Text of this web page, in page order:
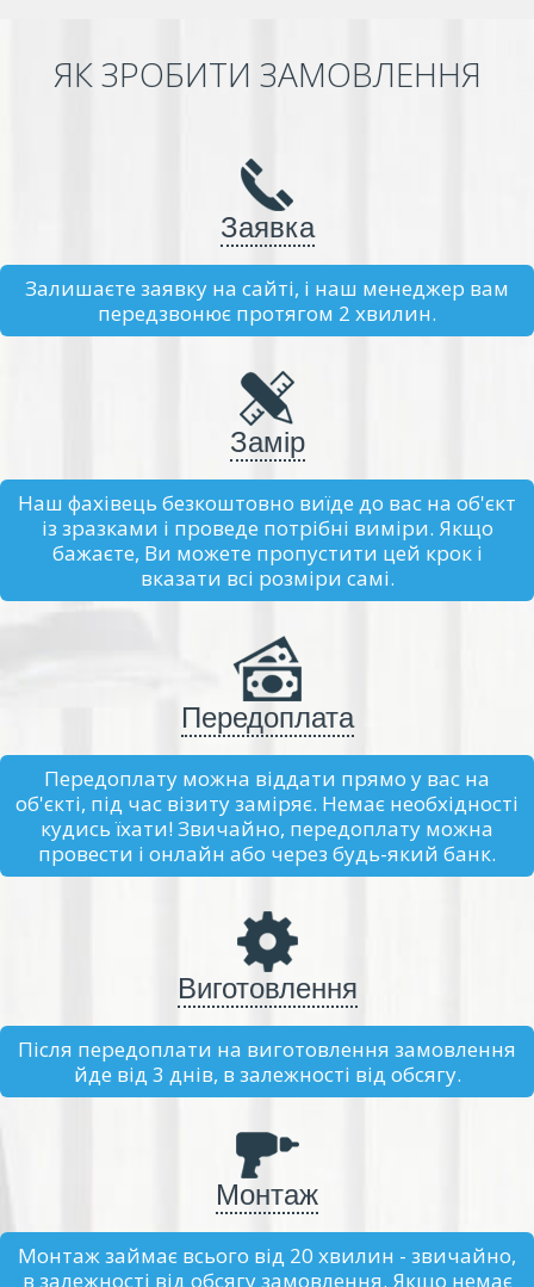
ЯК ЗРОБИТИ ЗАМОВЛЕННЯ
Заявка
Залишаєте заявку на сайті, і наш менеджер вам
передзвонює протягом 2 хвилин.
Замір
Наш фахівець безкоштовно виїде до вас на об'єкт
із зразками і проведе потрібні виміри. Якщо
бажаєте, Ви можете пропустити цей крок і
вказати всі розміри самі.
Передоплата
Передоплату можна віддати прямо у вас на
об'єкті, під час візиту заміряє. Немає необхідності
кудись їхати! Звичайно, передоплату можна
провести і онлайн або через будь-який банк.
Виготовлення
Після передоплати на виготовлення замовлення
йде від 3 днів, в залежності від обсягу.
Монтаж
Монтаж займає всього від 20 хвилин - звичайно,
в залежності від обсягу замовлення. Якщо немає